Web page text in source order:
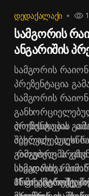
ᲓᲔᲓᲐᲥᲐᲚᲐᲥᲘ
სამგორის
ანგარიშის
სამგორის
პრეზენტაცია
სამგორის
პრეზენტაცია
შესრულებული
გამგებელმა
სხვადასხვა
პროექტები
ღონისძიებას
აბულაძე
როგორც
სამგორის
11 მისამართზე